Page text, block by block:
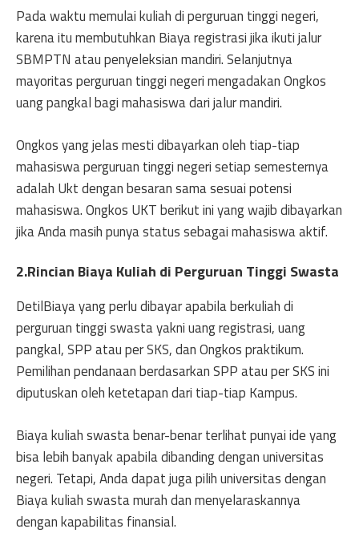
Pada waktu memulai kuliah di perguruan tinggi negeri,
karena itu membutuhkan Biaya registrasi jika ikuti jalur
SBMPTN atau penyeleksian mandiri. Selanjutnya
mayoritas perguruan tinggi negeri mengadakan Ongkos
uang pangkal bagi mahasiswa dari jalur mandiri.
Ongkos yang jelas mesti dibayarkan oleh tiap-tiap
mahasiswa perguruan tinggi negeri setiap semesternya
adalah Ukt dengan besaran sama sesuai potensi
mahasiswa. Ongkos UKT berikut ini yang wajib dibayarkan
jika Anda masih punya status sebagai mahasiswa aktif.
2.Rincian Biaya Kuliah di Perguruan Tinggi Swasta
DetilBiaya yang perlu dibayar apabila berkuliah di
perguruan tinggi swasta yakni uang registrasi, uang
pangkal, SPP atau per SKS, dan Ongkos praktikum.
Pemilihan pendanaan berdasarkan SPP atau per SKS ini
diputuskan oleh ketetapan dari tiap-tiap Kampus.
Biaya kuliah swasta benar-benar terlihat punyai ide yang
bisa lebih banyak apabila dibanding dengan universitas
negeri. Tetapi, Anda dapat juga pilih universitas dengan
Biaya kuliah swasta murah dan menyelaraskannya
dengan kapabilitas finansial.